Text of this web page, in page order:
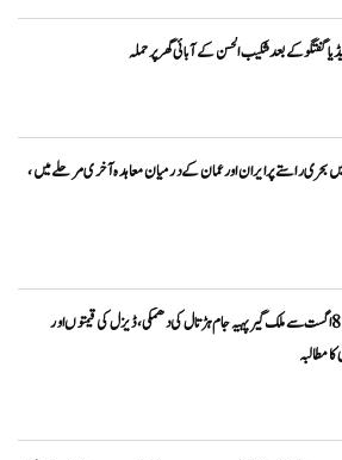
گفتگو کے بعد شکیب الحسن کے آبائی گھر پر حملہ
بحری راستے پر ایران اور عمان کے درمیان معاہدہ آخری مرحلے میں،
ٹرانسپورٹرز کی 8 اگست سے ملک گیر پہیہ جام ہڑتال کی دھمکی، ڈیزل کی قیمتوں اور
مطالبہ